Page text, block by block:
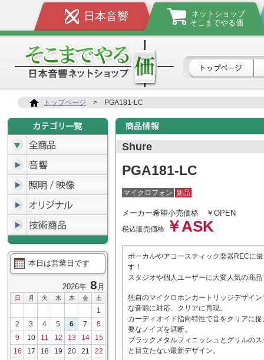
日本音響
ネットショップ
そこまでやる価
トップページ > PGA181-LC
本日は営業日です
2026年 8 月
日 月 火 水 木 金 土
1
2
3 4 5 6 7
8
9
10 11 12 13 14
15
16
17 18 19 20 21
22
Shure
PGA181-LC
マイクロフォン 新品
メーカー希望小売価格 ￥OPEN
税込販売価格 ￥ASK
ボーカルやアコースティック楽器RECに
す！
スタジオや個人ユーザーに大変人気の商品
独自のマイクロホンカートリッジデザイン
な音源に対応、クリアに再現。
カーディオイド指向特性で音をクリアに捉
要なノイズを遮断。
ブラックメタルフィニッシュとグリルのス
と目立たない最新デザイン。